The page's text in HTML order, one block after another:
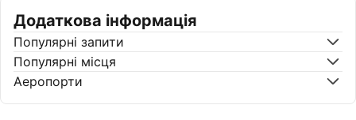
Додаткова інформація
Популярні запити
Популярні місця
Аеропорти